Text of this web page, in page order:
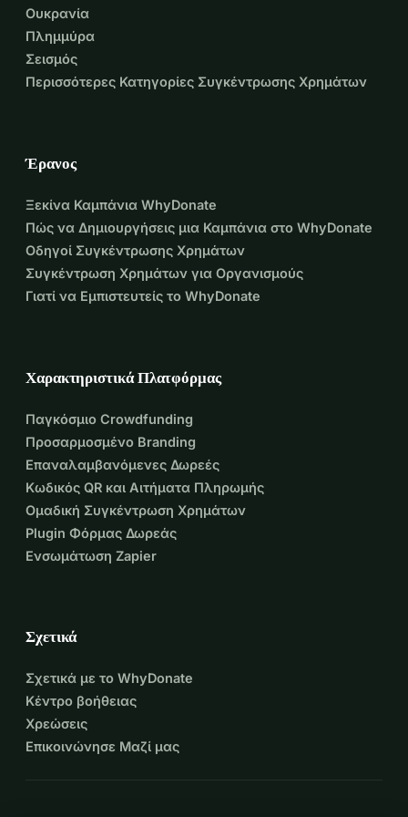
Ουκρανία
Πλημμύρα
Σεισμός
Περισσότερες Κατηγορίες Συγκέντρωσης Χρημάτων
Έρανος
Ξεκίνα Καμπάνια WhyDonate
Πώς να Δημιουργήσεις μια Καμπάνια στο WhyDonate
Οδηγοί Συγκέντρωσης Χρημάτων
Συγκέντρωση Χρημάτων για Οργανισμούς
Γιατί να Εμπιστευτείς το WhyDonate
Χαρακτηριστικά Πλατφόρμας
Παγκόσμιο Crowdfunding
Προσαρμοσμένο Branding
Επαναλαμβανόμενες Δωρεές
Κωδικός QR και Αιτήματα Πληρωμής
Ομαδική Συγκέντρωση Χρημάτων
Plugin Φόρμας Δωρεάς
Ενσωμάτωση Zapier
Σχετικά
Σχετικά με το WhyDonate
Κέντρο βοήθειας
Χρεώσεις
Επικοινώνησε Μαζί μας